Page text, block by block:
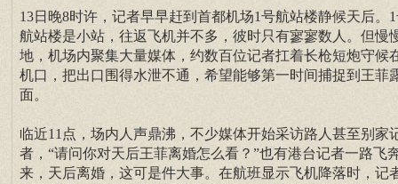
13日晚8时许，记者早早赶到首都机场1号航站楼静候天后。
航站楼是小站，往返飞机并不多，彼时只有寥寥数人。但慢
地，机场内聚集大量媒体，约数百位记者扛着长枪短炮守候
机口，把出口围得水泄不通，希望能够第一时间捕捉到王菲
面。
临近11点，场内人声鼎沸，不少媒体开始采访路人甚至别家
者，“请问你对天后王菲离婚怎么看？”也有港台记者一路飞
来，天后离婚，这可是件大事。在航班显示飞机降落时，记